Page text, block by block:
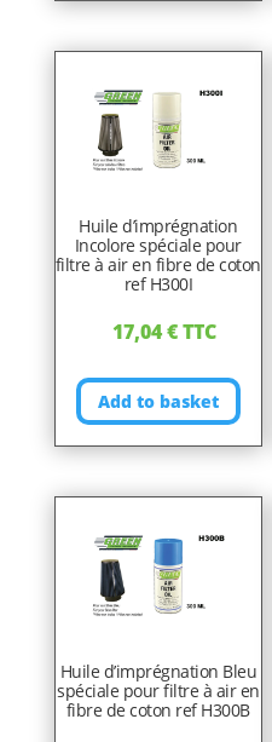
Huile d’imprégnation
Incolore spéciale pour
filtre à air en fibre de coton
ref H300I
17,04€TTC
Add to basket
Huile d’imprégnation Bleu
spéciale pour filtre à air en
fibre de coton ref H300B